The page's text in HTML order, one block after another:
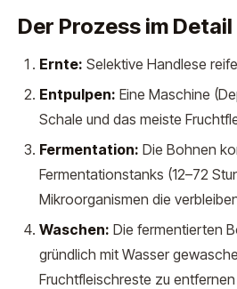
Der Prozess im Detail
Ernte: Selektive Handlese
Entpulpen: Eine Maschine
Schale und das meiste
Fermentation: Die Bohnen
Fermentationstanks (12–72
Mikroorganismen die
Waschen: Die fermentierten
gründlich mit Wasser
Fruchtfleischreste zu entfernen